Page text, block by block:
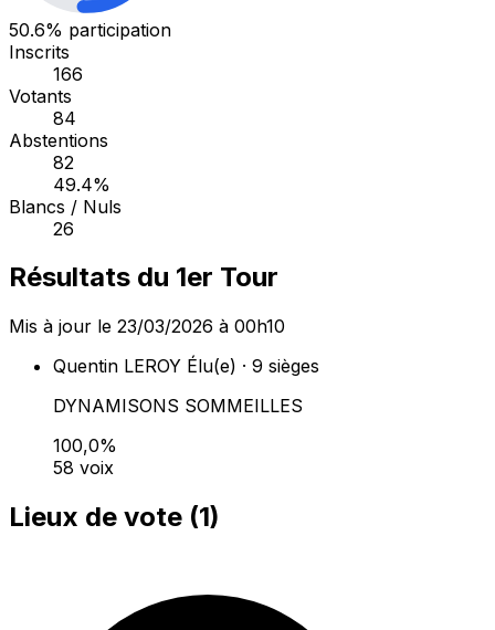
50.6% participation
Inscrits
166
Votants
84
Abstentions
82
49.4%
Blancs / Nuls
26
Résultats du 1er Tour
Mis à jour le 23/03/2026 à 00h10
Quentin LEROY Élu(e) · 9 sièges
DYNAMISONS SOMMEILLES
100,0%
58 voix
Lieux de vote (1)